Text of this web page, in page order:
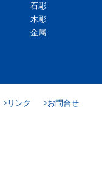
石彫
木彫
金属
リンク お問合せ